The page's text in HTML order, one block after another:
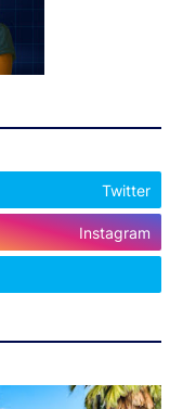
Twitter
Instagram